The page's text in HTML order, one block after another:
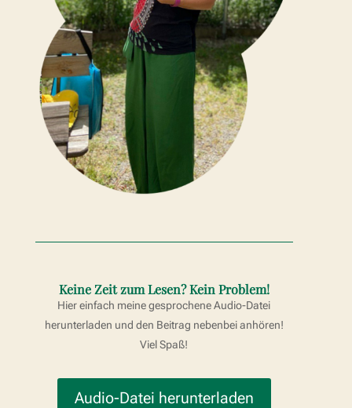
Keine Zeit zum Lesen? Kein Problem!
Hier einfach meine gesprochene Audio-Datei
herunterladen und den Beitrag nebenbei anhören!
Viel Spaß!
Audio-Datei herunterladen